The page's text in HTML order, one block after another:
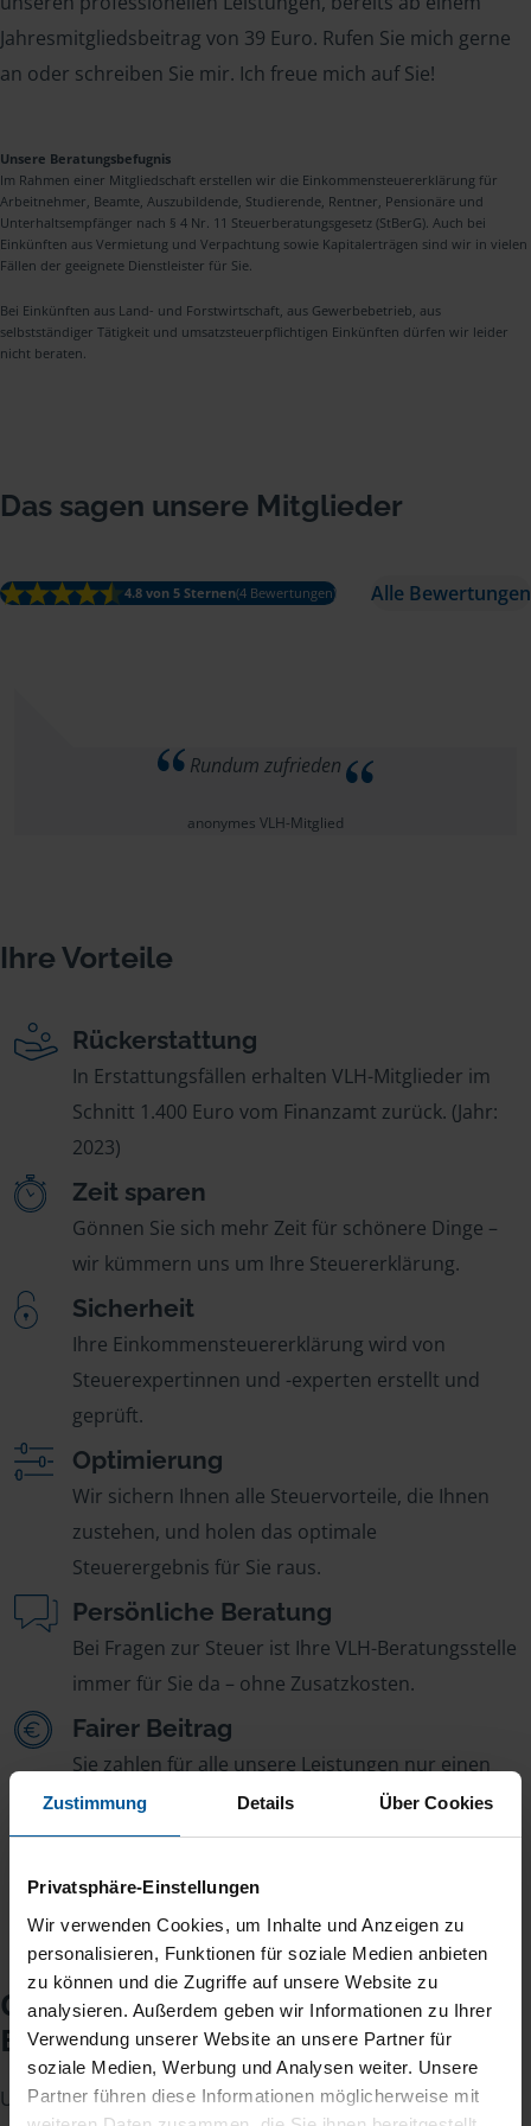
Zustimmung Details Über Cookies
Privatsphäre-Einstellungen
Wir verwenden Cookies, um Inhalte und Anzeigen zu
personalisieren, Funktionen für soziale Medien anbieten
zu können und die Zugriffe auf unsere Website zu
analysieren. Außerdem geben wir Informationen zu Ihrer
Verwendung unserer Website an unsere Partner für
soziale Medien, Werbung und Analysen weiter. Unsere
Partner führen diese Informationen möglicherweise mit
Jahresmitgliedsbeitrag von 39 Euro. Rufen Sie mich gerne
an oder schreiben Sie mir. Ich freue mich auf Sie!
Unsere Beratungsbefugnis
Im Rahmen einer Mitgliedschaft erstellen wir die Einkommensteuererklärung für
Arbeitnehmer, Beamte, Auszubildende, Studierende, Rentner, Pensionäre und
Unterhaltsempfänger nach § 4 Nr. 11 Steuerberatungsgesetz (StBerG). Auch bei
Einkünften aus Vermietung und Verpachtung sowie Kapitalerträgen sind wir in vielen
Fällen der geeignete Dienstleister für Sie.
Bei Einkünften aus Land- und Forstwirtschaft, aus Gewerbebetrieb, aus
selbstständiger Tätigkeit und umsatzsteuerpflichtigen Einkünften dürfen wir leider
nicht beraten.
Das sagen unsere Mitglieder
4.8 von 5 Sternen(4 Bewertungen) Alle Bewertungen
Rundum zufrieden
anonymes VLH-Mitglied
Ihre Vorteile
Rückerstattung
In Erstattungsfällen erhalten VLH-Mitglieder im
Schnitt 1.400 Euro vom Finanzamt zurück. (Jahr:
2023)
Zeit sparen
Gönnen Sie sich mehr Zeit für schönere Dinge –
wir kümmern uns um Ihre Steuererklärung.
Sicherheit
Ihre Einkommensteuererklärung wird von
Steuerexpertinnen und -experten erstellt und
geprüft.
Optimierung
Wir sichern Ihnen alle Steuervorteile, die Ihnen
zustehen, und holen das optimale
Steuerergebnis für Sie raus.
Persönliche Beratung
Bei Fragen zur Steuer ist Ihre VLH-Beratungsstelle
immer für Sie da – ohne Zusatzkosten.
Fairer Beitrag
Sie zahlen für alle unsere Leistungen nur einen
jährlichen Mitgliedsbeitrag, der sich nach Ihren
Jahreseinnahmen richtet.
Checkliste für Ihr
Beratungsgespräch
Um Ihre Steuererklärung erstellen zu können, benötigen